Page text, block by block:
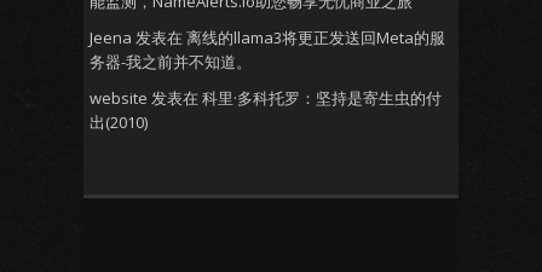
Jeena 发表在 离线的llama3将更正发送回Meta的服
务器-我之前并不知道。
website 发表在 科里·多科托罗：坚持是寄生虫的付
出(2010)